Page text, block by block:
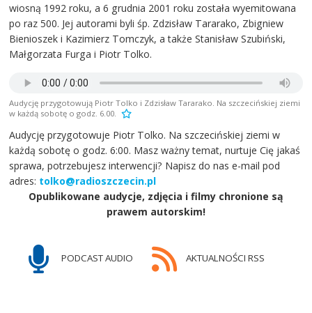
wiosną 1992 roku, a 6 grudnia 2001 roku została wyemitowana
po raz 500. Jej autorami byli śp. Zdzisław Tararako, Zbigniew
Bienioszek i Kazimierz Tomczyk, a także Stanisław Szubiński,
Małgorzata Furga i Piotr Tolko.
Audycję przygotowują Piotr Tolko i Zdzisław Tararako. Na szczecińskiej ziemi
w każdą sobotę o godz. 6.00.
Audycję przygotowuje Piotr Tolko. Na szczecińskiej ziemi w
każdą sobotę o godz. 6:00. Masz ważny temat, nurtuje Cię jakaś
sprawa, potrzebujesz interwencji? Napisz do nas e-mail pod
adres: tolko@radioszczecin.pl
Opublikowane audycje, zdjęcia i filmy chronione są
prawem autorskim!
PODCAST AUDIO AKTUALNOŚCI RSS